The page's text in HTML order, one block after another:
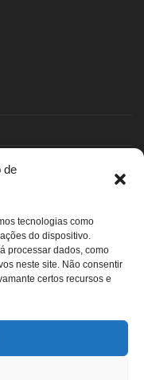
de
tecnologias como
do dispositivo.
processar dados, como
neste site. Não consentir
certos recursos e